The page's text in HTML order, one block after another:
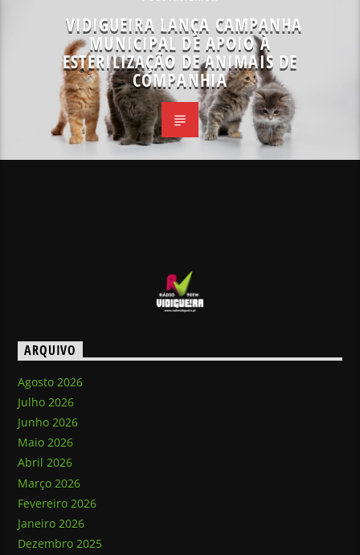
VIDIGUEIRA LANÇA CAMPANHA
MUNICIPAL DE APOIO À
ESTERILIZAÇÃO DE ANIMAIS DE
COMPANHIA
ARQUIVO
Agosto 2026
Julho 2026
Junho 2026
Maio 2026
Abril 2026
Março 2026
Fevereiro 2026
Janeiro 2026
Dezembro 2025